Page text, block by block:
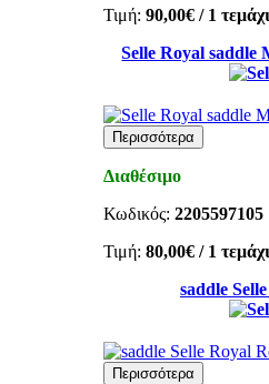
Τιμή: 90,00€ / 1
Selle Royal saddle
Περισσότερα
Διαθέσιμο
Κωδικός: 2205597105
Τιμή: 80,00€ / 1
saddle
Περισσότερα